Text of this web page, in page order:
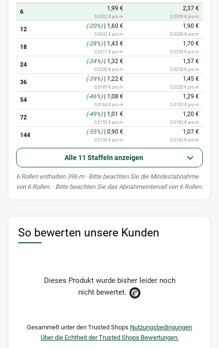
6 1,99 €
0,0302 € pro m
2,37 €
0,0359 € pro m
12 (-20%) 1,60 €
0,0242 € pro m
1,90 €
0,0288 € pro m
18 (-28%) 1,43 €
0,0217 € pro m
1,70 €
0,0258 € pro m
24 (-34%) 1,32 €
0,0200 € pro m
1,57 €
0,0238 € pro m
36 (-39%) 1,22 €
0,0185 € pro m
1,45 €
0,0220 € pro m
54 (-46%) 1,08 €
0,0164 € pro m
1,29 €
0,0195 € pro m
72 (-49%) 1,01 €
0,0153 € pro m
1,20 €
0,0182 € pro m
144 (-55%) 0,90 €
0,0136 € pro m
1,07 €
0,0162 € pro m
Alle 11 Staffeln anzeigen
x6 Rollen enthalten 396 m· Bitte beachten Sie die Mindestabnahme
von 6 Rollen. · Bitte beachten Sie das Abnahmeintervall von 6 Rollen.
So bewerten unsere Kunden
Dieses Produkt wurde bisher leider noch
nicht bewertet.
Gesammelt unter den Trusted Shops Nutzungsbedingungen
Über die Echtheit der Trusted Shops Bewertungen.